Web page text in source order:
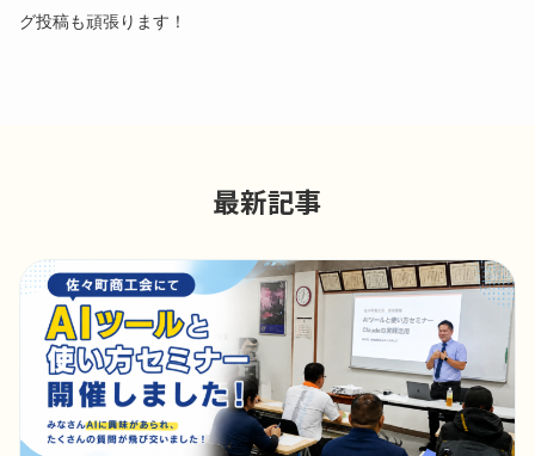
グ投稿も頑張ります！
最新記事